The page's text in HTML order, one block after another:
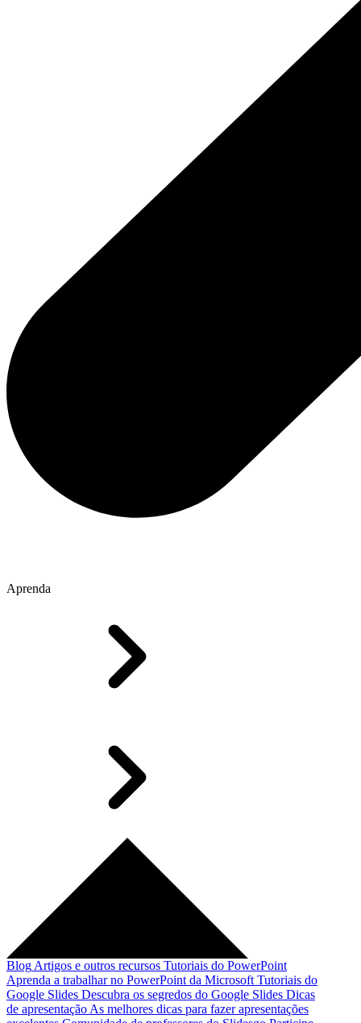
Aprenda
Blog Artigos e outros recursos Tutoriais do PowerPoint
Aprenda a trabalhar no PowerPoint da Microsoft Tutoriais do
Google Slides Descubra os segredos do Google Slides Dicas
de apresentação As melhores dicas para fazer apresentações